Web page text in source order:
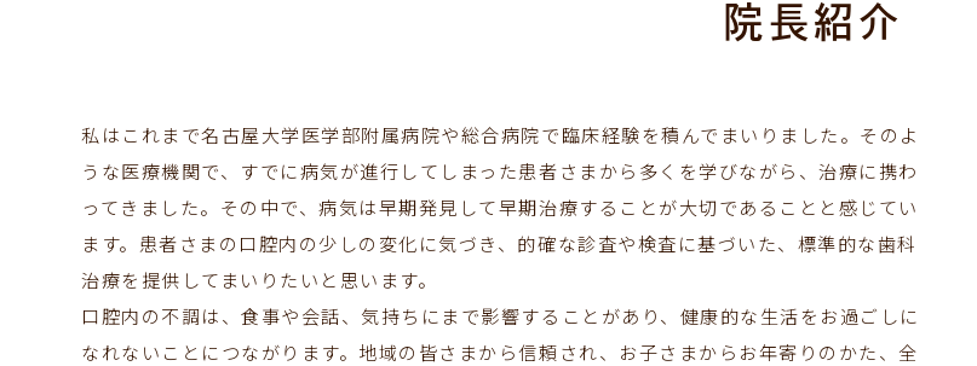
院長紹介
私はこれまで名古屋大学医学部附属病院や総合病院で臨床経験を積んでまいりました。そのよ
うな医療機関で、すでに病気が進行してしまった患者さまから多くを学びながら、治療に携わ
ってきました。その中で、病気は早期発見して早期治療することが大切であることと感じてい
ます。患者さまの口腔内の少しの変化に気づき、的確な診査や検査に基づいた、標準的な歯科
治療を提供してまいりたいと思います。
口腔内の不調は、食事や会話、気持ちにまで影響することがあり、健康的な生活をお過ごしに
なれないことにつながります。地域の皆さまから信頼され、お子さまからお年寄りのかた、全